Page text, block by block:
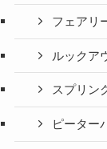
フェアリ
ルックア
スプリン
ピーター